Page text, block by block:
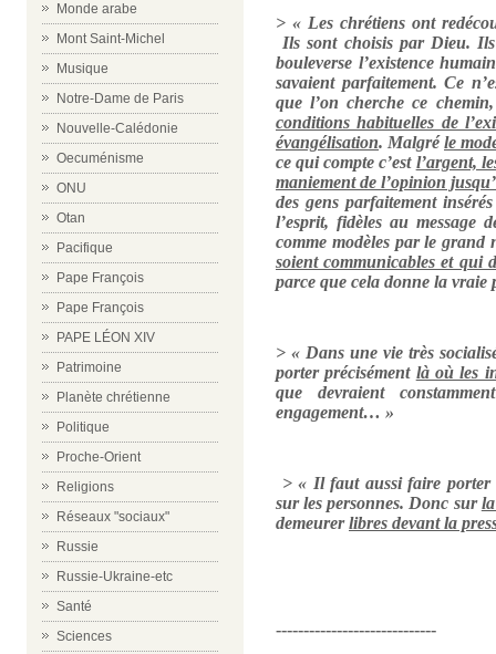
Monde arabe
Mont Saint-Michel
Musique
Notre-Dame de Paris
Nouvelle-Calédonie
Oecuménisme
ONU
Otan
Pacifique
Pape François
Pape François
PAPE LÉON XIV
Patrimoine
Planète chrétienne
Politique
Proche-Orient
Religions
Réseaux "sociaux"
Russie
Russie-Ukraine-etc
Santé
Sciences
> « Les chrétiens ont
Ils sont choisis par Dieu.
bouleverse l’existence
savaient parfaitement. Ce
que l’on cherche ce
conditions habituelles de
évangélisation. Malgréle
ce qui compte c’est l’argent,
maniement de l’opinion
des gens parfaitement
l’esprit, fidèles au
comme modèles par le
soient communicables et qui
parce que cela donne la
> « Dans une vie très
porter précisément là où les
que devraient
engagement… »
> « Il faut aussi faire porter
sur les personnes. Donc sur
demeurerlibres devant la
-----------------------------